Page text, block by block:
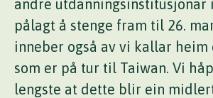
andre utdanningsinstitusjonar
pålagt å stenge fram til 26.
inneber også av vi kallar heim
som er på tur til Taiwan. Vi
lengste at dette blir ein